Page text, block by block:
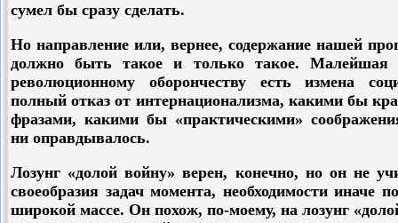
сумел бы сразу сделать.
Но направление или, вернее, содержание нашей
должно быть такое и только такое. Малейшая
революционному оборончеству есть измена
полный отказ от интернационализма, какими бы
фразами, какими бы «практическими»
ни оправдывалось.
Лозунг «долой войну» верен, конечно, но он не
своеобразия задач момента, необходимости иначе
широкой массе. Он похож, по-моему, на лозунг